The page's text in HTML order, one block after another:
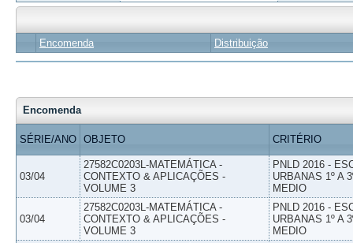
Encomenda Distribuição
Encomenda
SÉRIE/ANO OBJETO CRITÉRIO
03/04
27582C0203L-MATEMÁTICA -
CONTEXTO & APLICAÇÕES -
VOLUME 3
PNLD 2016 -
URBANAS 1º A
MEDIO
03/04
27582C0203L-MATEMÁTICA -
CONTEXTO & APLICAÇÕES -
VOLUME 3
PNLD 2016 -
URBANAS 1º A
MEDIO